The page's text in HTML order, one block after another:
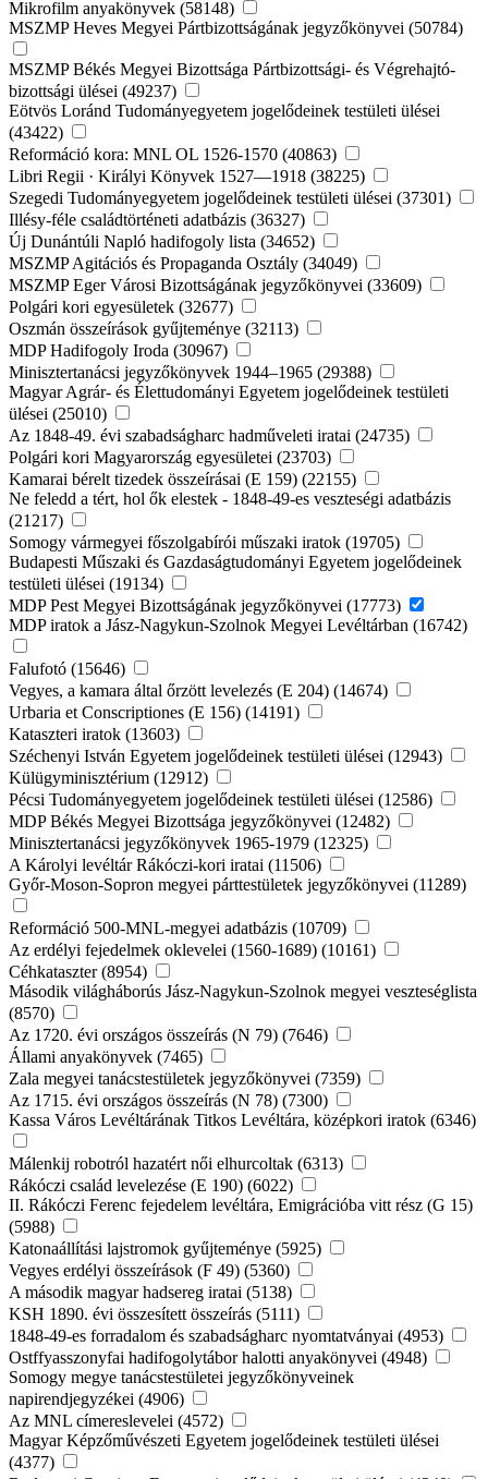
Mikrofilm anyakönyvek (58148)
MSZMP Heves Megyei Pártbizottságának jegyzőkönyvei (50784)
MSZMP Békés Megyei Bizottsága Pártbizottsági- és Végrehajtó-
bizottsági ülései (49237)
Eötvös Loránd Tudományegyetem jogelődeinek testületi ülései
(43422)
Reformáció kora: MNL OL 1526-1570 (40863)
Libri Regii · Királyi Könyvek 1527—1918 (38225)
Szegedi Tudományegyetem jogelődeinek testületi ülései (37301)
Illésy-féle családtörténeti adatbázis (36327)
Új Dunántúli Napló hadifogoly lista (34652)
MSZMP Agitációs és Propaganda Osztály (34049)
MSZMP Eger Városi Bizottságának jegyzőkönyvei (33609)
Polgári kori egyesületek (32677)
Oszmán összeírások gyűjteménye (32113)
MDP Hadifogoly Iroda (30967)
Minisztertanácsi jegyzőkönyvek 1944–1965 (29388)
Magyar Agrár- és Élettudományi Egyetem jogelődeinek testületi
ülései (25010)
Az 1848-49. évi szabadságharc hadműveleti iratai (24735)
Polgári kori Magyarország egyesületei (23703)
Kamarai bérelt tizedek összeírásai (E 159) (22155)
Ne feledd a tért, hol ők elestek - 1848-49-es veszteségi adatbázis
(21217)
Somogy vármegyei főszolgabírói műszaki iratok (19705)
Budapesti Műszaki és Gazdaságtudományi Egyetem jogelődeinek
testületi ülései (19134)
MDP Pest Megyei Bizottságának jegyzőkönyvei (17773)
MDP iratok a Jász-Nagykun-Szolnok Megyei Levéltárban (16742)
Falufotó (15646)
Vegyes, a kamara által őrzött levelezés (E 204) (14674)
Urbaria et Conscriptiones (E 156) (14191)
Kataszteri iratok (13603)
Széchenyi István Egyetem jogelődeinek testületi ülései (12943)
Külügyminisztérium (12912)
Pécsi Tudományegyetem jogelődeinek testületi ülései (12586)
MDP Békés Megyei Bizottsága jegyzőkönyvei (12482)
Minisztertanácsi jegyzőkönyvek 1965-1979 (12325)
A Károlyi levéltár Rákóczi-kori iratai (11506)
Győr-Moson-Sopron megyei párttestületek jegyzőkönyvei (11289)
Reformáció 500-MNL-megyei adatbázis (10709)
Az erdélyi fejedelmek oklevelei (1560-1689) (10161)
Céhkataszter (8954)
Második világháborús Jász-Nagykun-Szolnok megyei veszteséglista
(8570)
Az 1720. évi országos összeírás (N 79) (7646)
Állami anyakönyvek (7465)
Zala megyei tanácstestületek jegyzőkönyvei (7359)
Az 1715. évi országos összeírás (N 78) (7300)
Kassa Város Levéltárának Titkos Levéltára, középkori iratok (6346)
Málenkij robotról hazatért női elhurcoltak (6313)
Rákóczi család levelezése (E 190) (6022)
II. Rákóczi Ferenc fejedelem levéltára, Emigrációba vitt rész (G 15)
(5988)
Katonaállítási lajstromok gyűjteménye (5925)
Vegyes erdélyi összeírások (F 49) (5360)
A második magyar hadsereg iratai (5138)
KSH 1890. évi összesített összeírás (5111)
1848-49-es forradalom és szabadságharc nyomtatványai (4953)
Ostffyasszonyfai hadifogolytábor halotti anyakönyvei (4948)
Somogy megye tanácstestületei jegyzőkönyveinek
napirendjegyzékei (4906)
Az MNL címereslevelei (4572)
Magyar Képzőművészeti Egyetem jogelődeinek testületi ülései
(4377)